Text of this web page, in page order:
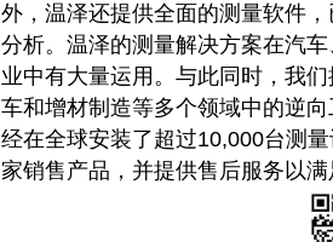
外，温泽还提供全面的测量软件
分析。温泽的测量解决方案在汽
业中有大量运用。与此同时，我
车和增材制造等多个领域中的逆
经在全球安装了超过10,000台测
家销售产品，并提供售后服务以